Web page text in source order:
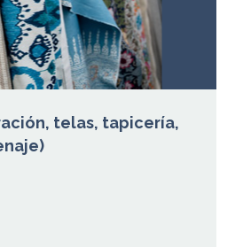
telas, tapicería,